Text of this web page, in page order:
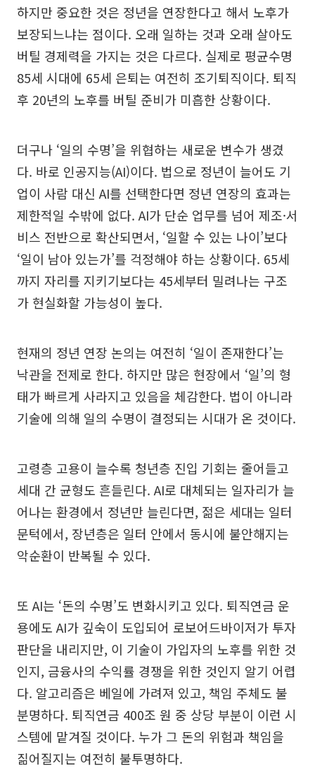
하지만 중요한 것은 정년을 연장한다고 해서 노후가
보장되느냐는 점이다. 오래 일하는 것과 오래 살아도
버틸 경제력을 가지는 것은 다르다. 실제로 평균수명
85세 시대에 65세 은퇴는 여전히 조기퇴직이다. 퇴직
후 20년의 노후를 버틸 준비가 미흡한 상황이다.
더구나 ‘일의 수명’을 위협하는 새로운 변수가 생겼
다. 바로 인공지능(AI)이다. 법으로 정년이 늘어도 기
업이 사람 대신 AI를 선택한다면 정년 연장의 효과는
제한적일 수밖에 없다. AI가 단순 업무를 넘어 제조·서
비스 전반으로 확산되면서, ‘일할 수 있는 나이’보다
‘일이 남아 있는가’를 걱정해야 하는 상황이다. 65세
까지 자리를 지키기보다는 45세부터 밀려나는 구조
가 현실화할 가능성이 높다.
현재의 정년 연장 논의는 여전히 ‘일이 존재한다’는
낙관을 전제로 한다. 하지만 많은 현장에서 ‘일’의 형
태가 빠르게 사라지고 있음을 체감한다. 법이 아니라
기술에 의해 일의 수명이 결정되는 시대가 온 것이다.
고령층 고용이 늘수록 청년층 진입 기회는 줄어들고
세대 간 균형도 흔들린다. AI로 대체되는 일자리가 늘
어나는 환경에서 정년만 늘린다면, 젊은 세대는 일터
문턱에서, 장년층은 일터 안에서 동시에 불안해지는
악순환이 반복될 수 있다.
또 AI는 ‘돈의 수명’도 변화시키고 있다. 퇴직연금 운
용에도 AI가 깊숙이 도입되어 로보어드바이저가 투자
판단을 내리지만, 이 기술이 가입자의 노후를 위한 것
인지, 금융사의 수익률 경쟁을 위한 것인지 알기 어렵
다. 알고리즘은 베일에 가려져 있고, 책임 주체도 불
분명하다. 퇴직연금 400조 원 중 상당 부분이 이런 시
스템에 맡겨질 것이다. 누가 그 돈의 위험과 책임을
짊어질지는 여전히 불투명하다.